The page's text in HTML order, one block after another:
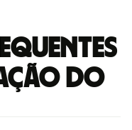
do